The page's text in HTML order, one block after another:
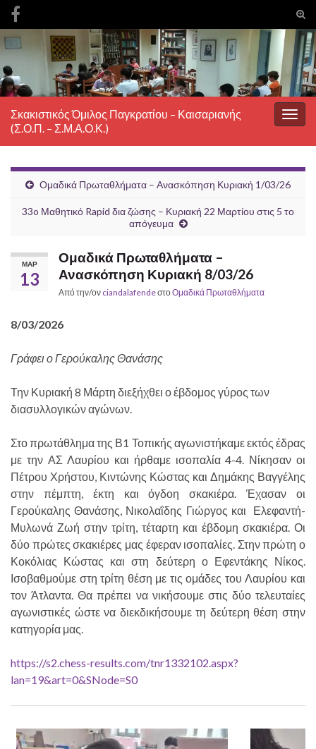
Search for:
Σκακιστικός Όμιλος Παγκρατίου – Καισαριανής
(Σ.Ο.Π. – Σ.Μ.Α.Ο.Κ.)
Ομαδικά Πρωταθλήματα – Ανασκόπηση Κυριακή 1/03/26
33o Μαθητικό Rapid δια ζώσης – Κυριακή 22 Μαρτίου στις 5 το
απόγευμα
ΜΑΡ
13
Ομαδικά Πρωταθλήματα –
Ανασκόπηση Κυριακή 8/03/26
Από την/ον ciandalafendeστοΟμαδικά Πρωταθλήματα
8/03/2026
Γράφει ο Γερούκαλης Θανάσης
Την Κυριακή 8 Μάρτη διεξήχθει ο έβδομος γύρος των
διασυλλογικών αγώνων.
Στο πρωτάθλημα της Β1 Τοπικής αγωνιστήκαμε εκτός έδρας
με την ΑΣ Λαυρίου και ήρθαμε ισοπαλία 4-4. Νίκησαν οι
Πέτρου Χρήστου, Κιντώνης Κώστας και Δημάκης Βαγγέλης
στην πέμπτη, έκτη και όγδοη σκακιέρα. Έχασαν οι
Γερούκαλης Θανάσης, Νικολαΐδης Γιώργος και Ελεφαντή-
Μυλωνά Ζωή στην τρίτη, τέταρτη και έβδομη σκακιέρα. Οι
δύο πρώτες σκακιέρες μας έφεραν ισοπαλίες. Στην πρώτη ο
Κοκόλιας Κώστας και στη δεύτερη ο Εφεντάκης Νίκος.
Ισοβαθμούμε στη τρίτη θέση με τις ομάδες του Λαυρίου και
τον Άτλαντα. Θα πρέπει να νικήσουμε στις δύο τελευταίες
αγωνιστικές ώστε να διεκδικήσουμε τη δεύτερη θέση στην
κατηγορία μας.
https://s2.chess-results.com/tnr1332102.aspx?
lan=19&art=0&SNode=S0